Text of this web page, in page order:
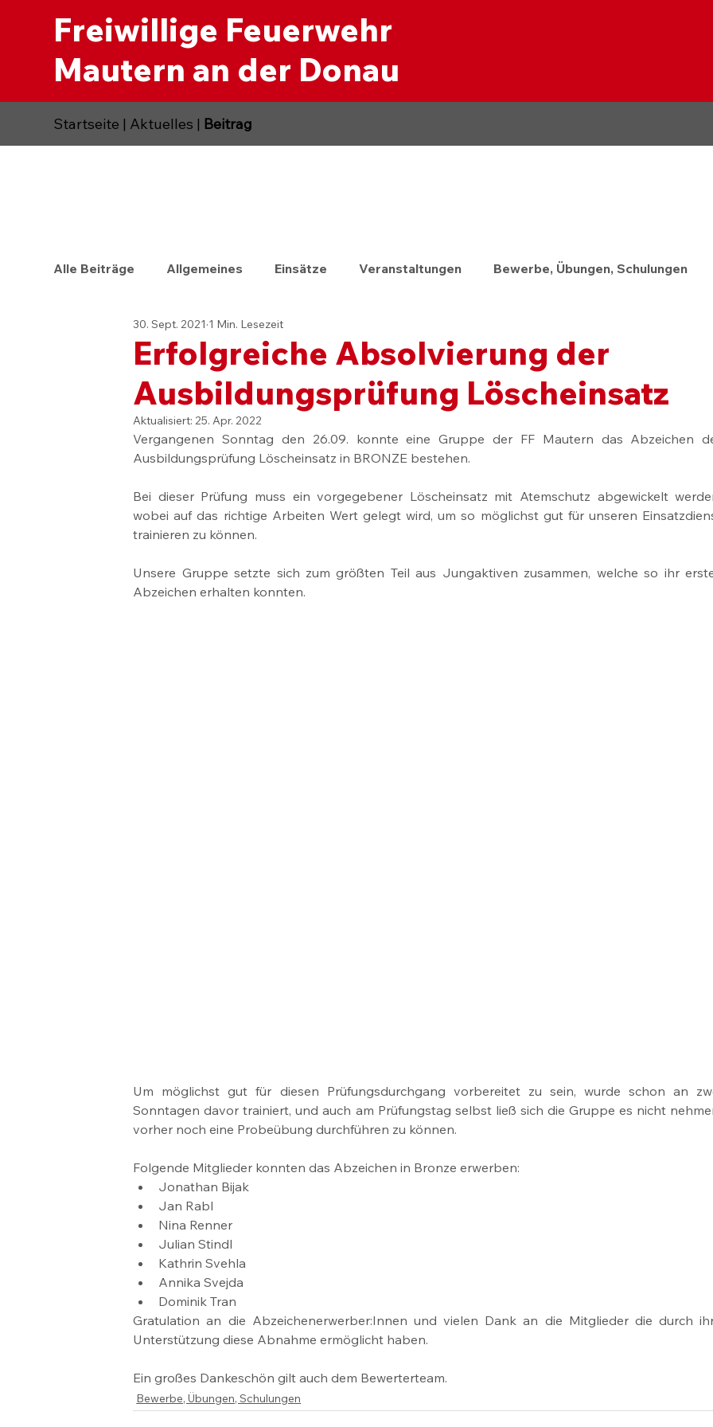
Freiwillige Feuerwehr
Mautern an der Donau
Alle Beiträge Allgemeines Einsätze Veranstaltungen Bewerbe, Übungen, Schulungen
Erfolgreiche Absolvierung der
Ausbildungsprüfung Löscheinsatz
30. Sept. 2021 1 Min. Lesezeit
Aktualisiert:25. Apr. 2022
Vergangenen Sonntag den 26.09. konnte eine Gruppe der FF Mautern das Abzeichen
Ausbildungsprüfung Löscheinsatz in BRONZE bestehen.
Bei dieser Prüfung muss ein vorgegebener Löscheinsatz mit Atemschutz abgewickelt
wobei auf das richtige Arbeiten Wert gelegt wird, um so möglichst gut für unseren
trainieren zu können.
Unsere Gruppe setzte sich zum größten Teil aus Jungaktiven zusammen, welche so ihr
Abzeichen erhalten konnten.
Um möglichst gut für diesen Prüfungsdurchgang vorbereitet zu sein, wurde schon an
Sonntagen davor trainiert, und auch am Prüfungstag selbst ließ sich die Gruppe es nicht
vorher noch eine Probeübung durchführen zu können.
Folgende Mitglieder konnten das Abzeichen in Bronze erwerben:
Jonathan Bijak
Jan Rabl
Nina Renner
Julian Stindl
Kathrin Svehla
Annika Svejda
Dominik Tran
Gratulation an die Abzeichenerwerber:Innen und vielen Dank an die Mitglieder die durch
Unterstützung diese Abnahme ermöglicht haben.
Ein großes Dankeschön gilt auch dem Bewerterteam.
Bewerbe, Übungen, Schulungen
Startseite | Aktuelles | Beitrag